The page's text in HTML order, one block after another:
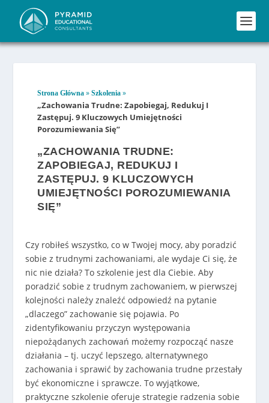
Strona Główna »Szkolenia »
„Zachowania Trudne: Zapobiegaj, Redukuj I
Zastępuj. 9 Kluczowych Umiejętności
Porozumiewania Się”
„ZACHOWANIA TRUDNE:
ZAPOBIEGAJ, REDUKUJ I
ZASTĘPUJ. 9 KLUCZOWYCH
UMIEJĘTNOŚCI POROZUMIEWANIA
SIĘ”
Czy robiłeś wszystko, co w Twojej mocy, aby poradzić
sobie z trudnymi zachowaniami, ale wydaje Ci się, że
nic nie działa? To szkolenie jest dla Ciebie. Aby
poradzić sobie z trudnym zachowaniem, w pierwszej
kolejności należy znaleźć odpowiedź na pytanie
„dlaczego” zachowanie się pojawia. Po
zidentyfikowaniu przyczyn występowania
niepożądanych zachowań możemy rozpocząć nasze
działania – tj. uczyć lepszego, alternatywnego
zachowania i sprawić by zachowania trudne przestały
być ekonomiczne i sprawcze. To wyjątkowe,
praktyczne szkolenie oferuje strategie radzenia sobie